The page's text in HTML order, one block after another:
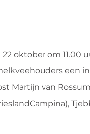
oktober om 11.00
een
Martijn van